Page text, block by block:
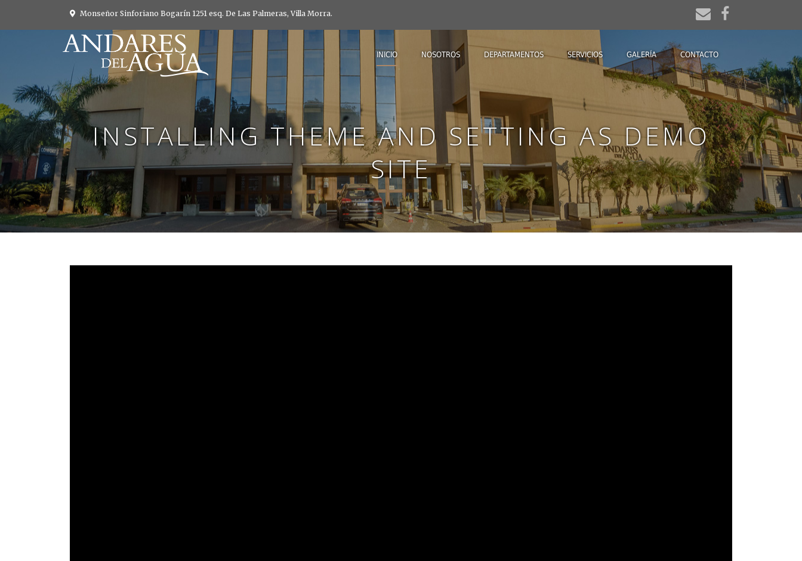
Monseñor Sinforiano Bogarín 1251 esq. De Las Palmeras, Villa Morra.
INICIO NOSOTROS DEPARTAMENTOS SERVICIOS GALERÍA CONTACTO
INSTALLING THEME AND SETTING AS DEMO
SITE